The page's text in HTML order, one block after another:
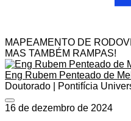
MAPEAMENTO DE
MAS TAMBÉM RAMPAS!
Eng Rubem Penteado de
Doutorado | Pontifícia
16 de dezembro de 2024